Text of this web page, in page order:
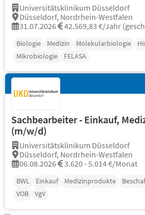
Universitätsklinikum Düsseldorf
Düsseldorf, Nordrhein-Westfalen
31.07.2026
42.569,83 €/Jahr
Biologie Medizin Molekularbiologie
Mikrobiologie
FELASA
Sachbearbeiter - Einkauf,
(m/w/d)
Universitätsklinikum Düsseldorf
Düsseldorf, Nordrhein-Westfalen
06.08.2026
3.620 - 5.014 €/Monat
BWL Einkauf Medizinprodukte
VOB
VgV